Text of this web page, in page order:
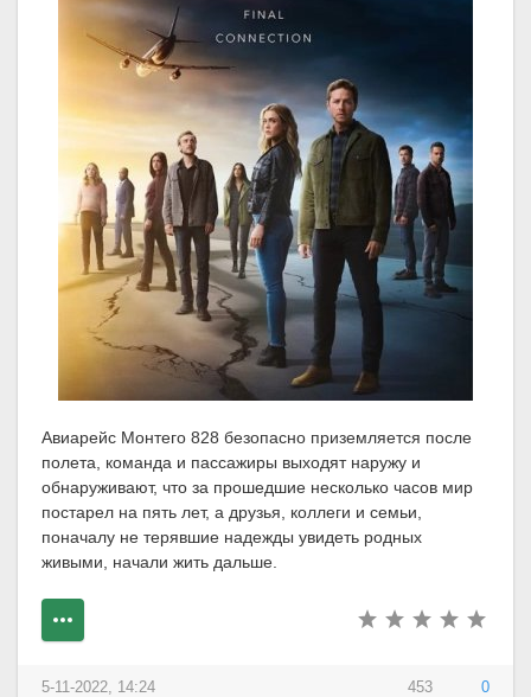
Авиарейс Монтего 828 безопасно приземляется после
полета, команда и пассажиры выходят наружу и
обнаруживают, что за прошедшие несколько часов мир
постарел на пять лет, а друзья, коллеги и семьи,
поначалу не терявшие надежды увидеть родных
живыми, начали жить дальше.
453 0
5-11-2022, 14:24